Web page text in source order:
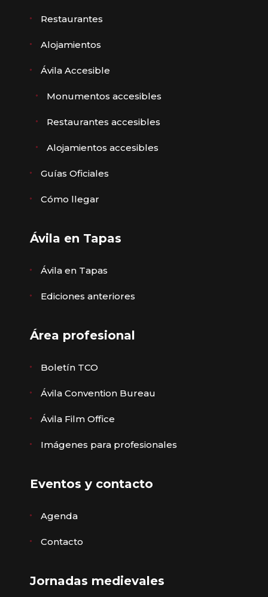
Restaurantes
Alojamientos
Ávila Accesible
Monumentos accesibles
Restaurantes accesibles
Alojamientos accesibles
Guías Oficiales
Cómo llegar
Ávila en Tapas
Ávila en Tapas
Ediciones anteriores
Área profesional
Boletín TCO
Ávila Convention Bureau
Ávila Film Office
Imágenes para profesionales
Eventos y contacto
Agenda
Contacto
Jornadas medievales